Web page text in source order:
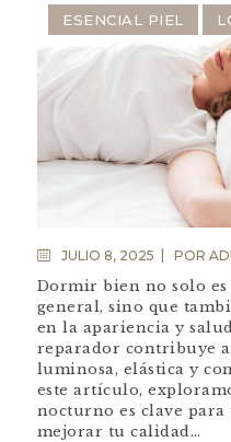
ESENCIAL PIEL
JULIO 8, 2025 POR
Dormir bien no solo
general, sino que
en la apariencia y
reparador contribuye
luminosa, elástica y
este artículo,
nocturno es clave
mejorar tu calidad…